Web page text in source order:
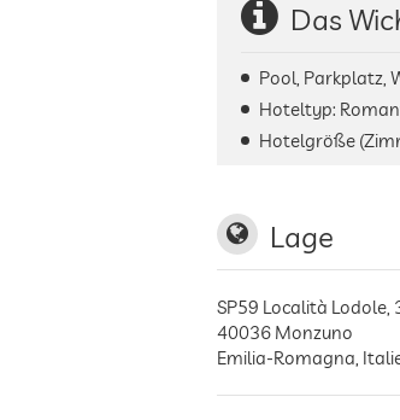
Das
Pool, Parkplatz,
Hoteltyp:
Hotelgröße
Lage
SP59 Località Lodole,
40036 Monzuno
Emilia-Romagna,